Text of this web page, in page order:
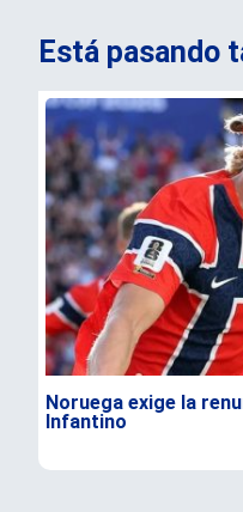
Está pasando
Noruega exige la
Infantino